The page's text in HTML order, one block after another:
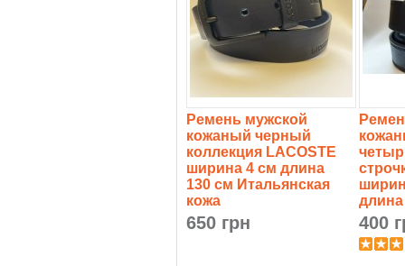
Ремень мужской
кожаный черный
коллекция LACOSTE
ширина 4 см длина
130 см Итальянская
кожа
650 грн
длина
400